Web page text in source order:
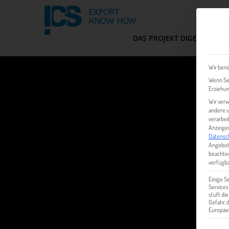
DAS PROJEKT DIGEM
Wir
Wenn
Wir
andere
Einige
stuft die
Gefahr,